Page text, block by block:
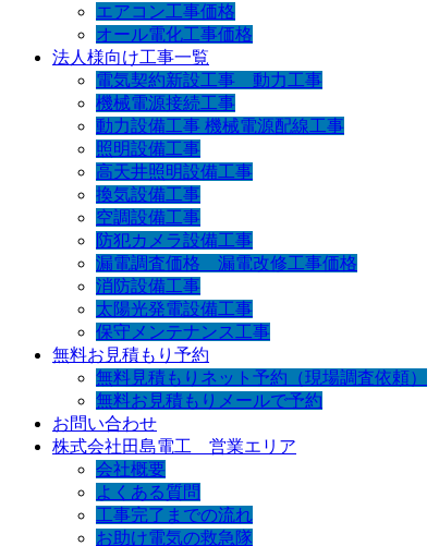
エアコン工事価格
オール電化工事価格
法人様向け工事一覧
電気契約新設工事 動力工事
機械電源接続工事
動力設備工事 機械電源配線工事
照明設備工事
高天井照明設備工事
換気設備工事
空調設備工事
防犯カメラ設備工事
漏電調査価格 漏電改修工事価格
消防設備工事
太陽光発電設備工事
保守メンテナンス工事
無料お見積もり予約
無料見積もりネット予約（現場調査依頼）
無料お見積もりメールで予約
お問い合わせ
株式会社田島電工 営業エリア
会社概要
よくある質問
工事完了までの流れ
お助け電気の救急隊